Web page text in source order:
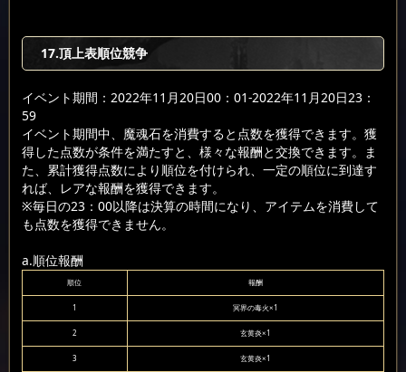
17.頂上表順位競争
イベント期間：2022年11月20日00：01-2022年11月20日23：
59
イベント期間中、魔魂石を消費すると点数を獲得できます。獲
得した点数が条件を満たすと、様々な報酬と交換できます。ま
た、累計獲得点数により順位を付けられ、一定の順位に到達す
れば、レアな報酬を獲得できます。
※毎日の23：00以降は決算の時間になり、アイテムを消費して
も点数を獲得できません。
a.順位報酬
順位 報酬
1 冥界の毒火×1
2 玄黄炎×1
3 玄黄炎×1